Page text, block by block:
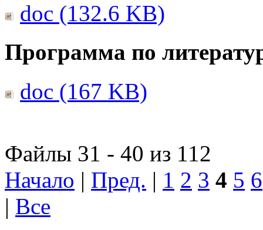
doc (132.6 KB)
Программа по
doc (167 KB)
Файлы 31 - 40 из 112
Начало | Пред. | 1 2 3 4 5 6
| Все